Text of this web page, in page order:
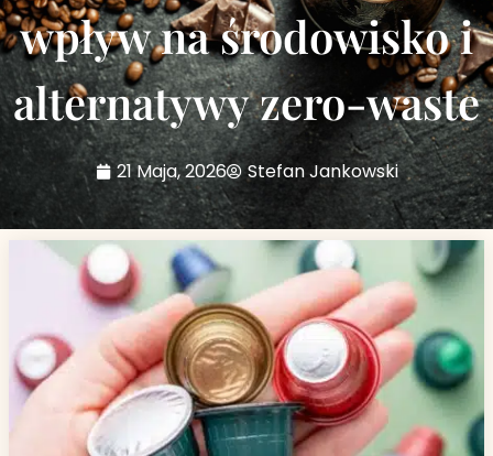
wpływ na środowisko i
alternatywy zero-waste
21 Maja, 2026 Stefan Jankowski